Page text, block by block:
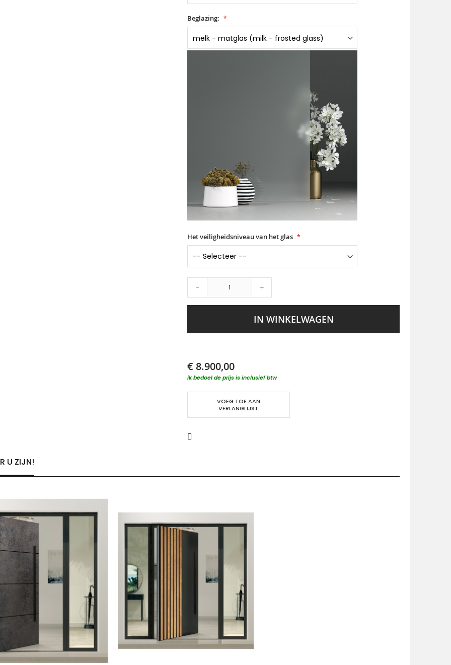
Beglazing:
Het veiligheidsniveau van het glas
- +
IN WINKELWAGEN
€ 8.900,00
ik bedoel de prijs is inclusief btw
VOEG TOE AAN
VERLANGLIJST
U ZIJN!